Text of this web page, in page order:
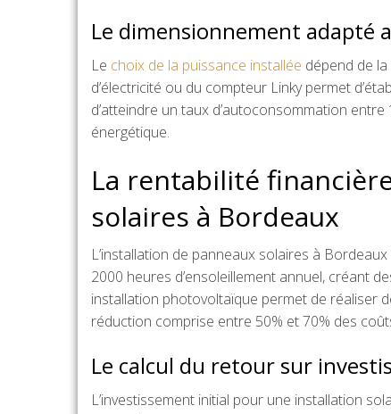
Le dimensionnement adapté
Le choix de la puissance installée dépend de
d’électricité ou du compteur Linky permet
d’atteindre un taux d’autoconsommation
énergétique.
La rentabilité
solaires à Bordeaux
L’installation de panneaux solaires à
2000 heures d’ensoleillement annuel, créant
installation photovoltaïque permet de réaliser
réduction comprise entre 50% et 70% des
Le calcul du retour sur
L’investissement initial pour une installation